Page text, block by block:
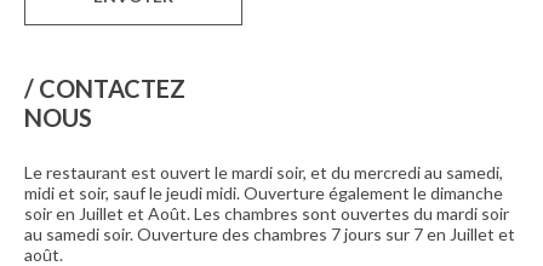
CONTACTEZ
NOUS
Le restaurant est ouvert le mardi soir, et du mercredi au samedi,
midi et soir, sauf le jeudi midi. Ouverture également le dimanche
soir en Juillet et Août. Les chambres sont ouvertes du mardi soir
au samedi soir. Ouverture des chambres 7 jours sur 7 en Juillet et
août.